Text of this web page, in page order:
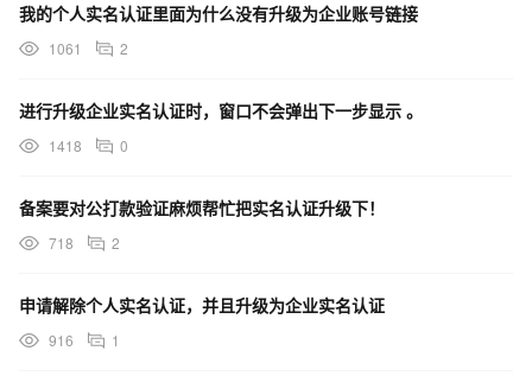
我的个人实名认证里面为什么没有升级为企业账号链接
1061 2
进行升级企业实名认证时，窗口不会弹出下一步显示 。
1418 0
备案要对公打款验证麻烦帮忙把实名认证升级下！
718 2
申请解除个人实名认证，并且升级为企业实名认证
916 1